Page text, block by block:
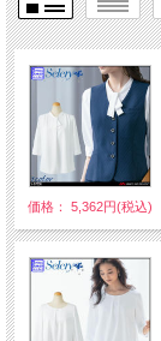
価格： 5,362円(税込)